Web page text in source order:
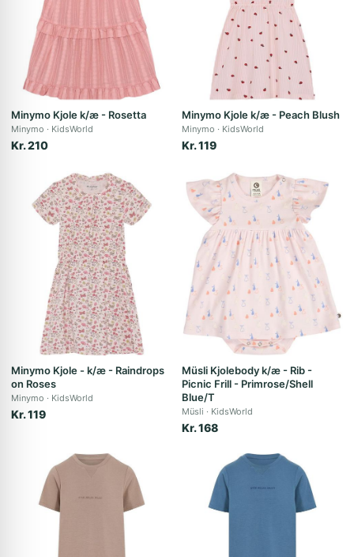
Minymo Kjole k/æ - Rosetta
Minymo KidsWorld
Kr. 210
Minymo Kjole k/æ - Peach Blush
Minymo KidsWorld
Kr. 119
Minymo Kjole - k/æ - Raindrops
on Roses
Minymo KidsWorld
Kr. 119
Müsli Kjolebody k/æ - Rib -
Picnic Frill - Primrose/Shell
Blue/T
Müsli KidsWorld
Kr. 168